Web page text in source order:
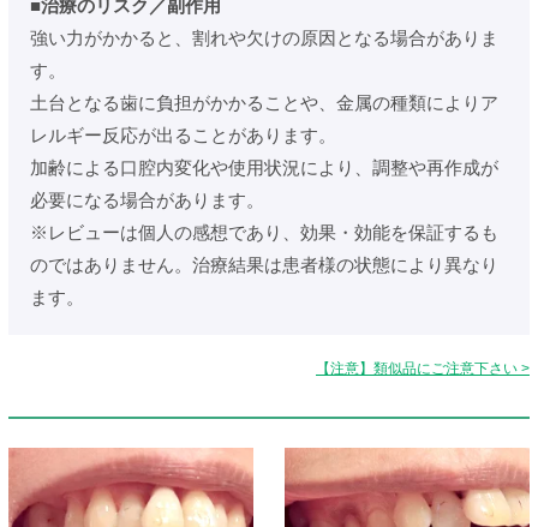
■治療のリスク／副作用
強い力がかかると、割れや欠けの原因となる場合がありま
す。
土台となる歯に負担がかかることや、金属の種類によりア
レルギー反応が出ることがあります。
加齢による口腔内変化や使用状況により、調整や再作成が
必要になる場合があります。
※レビューは個人の感想であり、効果・効能を保証するも
のではありません。治療結果は患者様の状態により異なり
ます。
【注意】類似品にご注意下さい >